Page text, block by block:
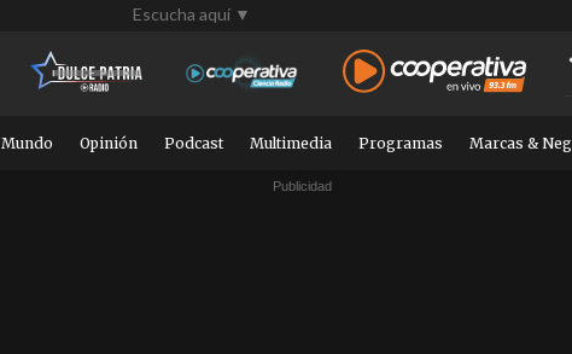
Escucha aquí ▼
Mundo Opinión Podcast Multimedia Programas Marcas &